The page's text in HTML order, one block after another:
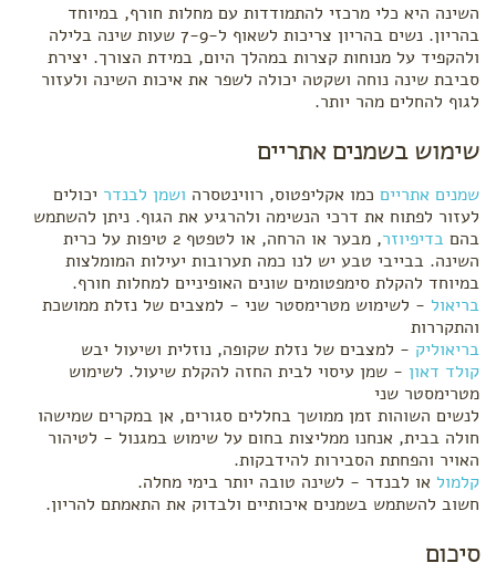
השינה היא כלי מרכזי להתמודדות עם מחלות חורף, במיוחד
בהריון. נשים בהריון צריכות לשאוף ל-7-9 שעות שינה בלילה
ולהקפיד על מנוחות קצרות במהלך היום, במידת הצורך. יצירת
סביבת שינה נוחה ושקטה יכולה לשפר את איכות השינה ולעזור
לגוף להחלים מהר יותר.
שימוש בשמנים אתריים
שמנים אתריים כמו אקליפטוס, רווינטסרה ושמן לבנדר יכולים
לעזור לפתוח את דרכי הנשימה ולהרגיע את הגוף. ניתן להשתמש
בהם בדיפיוזר
, מבער או הרחה, או לטפטף 2 טיפות על כרית
השינה. בבייבי טבע יש לנו כמה תערובות יעילות המומלצות
במיוחד להקלת סימפטומים שונים האופיניים למחלות חורף.
בריאול - לשימוש מטרימסטר שני - למצבים של נזלת ממושכת
והתקררות
בריאוליק - למצבים של נזלת שקופה, נוזלית ושיעול יבש
קולד דאון - שמן עיסוי לבית החזה להקלת שיעול. לשימוש
מטרימסטר שני
לנשים השוהות זמן ממושך בחללים סגורים, אן במקרים שמישהו
חולה בבית, אנחנו ממליצות בחום על שימוש במגנול - לטיהור
האויר והפחתת הסבירות להידבקות.
קלמול או לבנדר - לשינה טובה יותר בימי מחלה.
חשוב להשתמש בשמנים איכותיים ולבדוק את התאמתם להריון.
סיכום